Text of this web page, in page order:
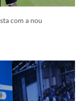
com a nou